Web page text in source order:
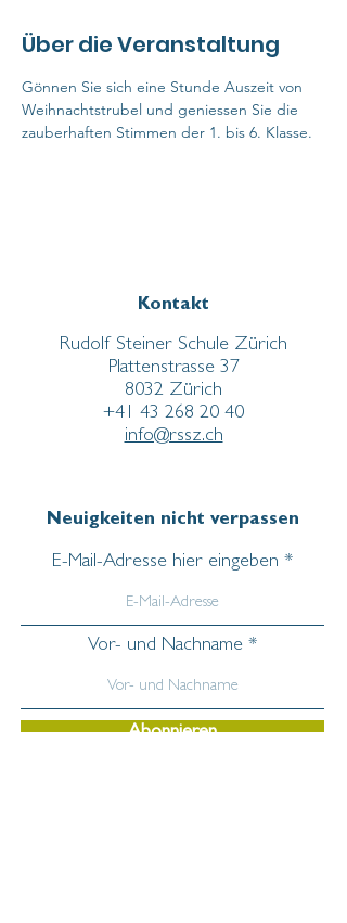
Über die Veranstaltung
Gönnen Sie sich eine Stunde Auszeit von
Weihnachtstrubel und geniessen Sie die
zauberhaften Stimmen der 1. bis 6. Klasse.
Rudolf Steiner Schule Zürich
Plattenstrasse 37
8032 Zürich
+41 43 268 20 40
info@rssz.ch
Kontakt
Neuigkeiten nicht verpassen
E-Mail-Adresse hier eingeben
Vor- und Nachname
Abonnieren